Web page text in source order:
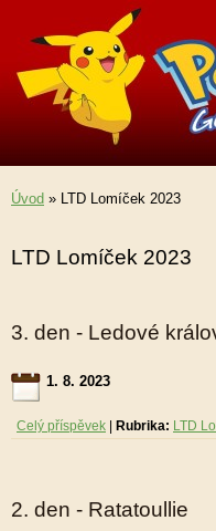
Úvod » LTD Lomíček 2023
LTD Lomíček 2023
3. den - Ledové
1. 8. 2023
Celý příspěvek Rubrika: LTD
2. den - Ratatoullie